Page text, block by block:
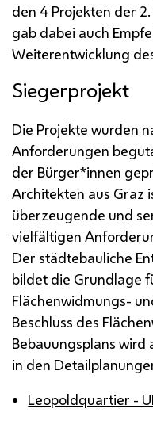
den 4 Projekten der
gab dabei auch
Weiterentwicklung
Siegerprojekt
Die Projekte wurden
Anforderungen
der Bürger*innen
Architekten aus Graz
überzeugende und
vielfältigen
Der städtebauliche
bildet die Grundlage
Flächenwidmungs-
Beschluss des
Bebauungsplans
in den
Leopoldquartier -